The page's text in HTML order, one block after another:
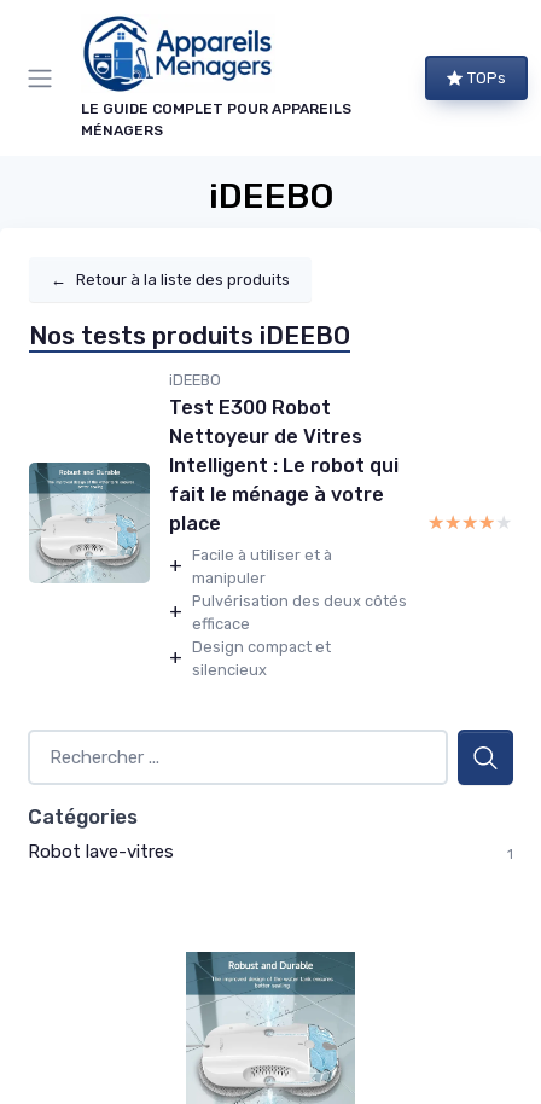
LE GUIDE COMPLET POUR APPAREILS
MÉNAGERS
TOPs
iDEEBO
← Retour à la liste des produits
Nos tests produits iDEEBO
iDEEBO
Test E300 Robot
Nettoyeur de Vitres
Intelligent : Le robot qui
fait le ménage à votre
place
+ Facile à utiliser et à
manipuler
+ Pulvérisation des deux côtés
efficace
+ Design compact et
silencieux
★★★★★
★★★★★
Catégories
Robot lave-vitres 1
Panneau de gestion des cookies